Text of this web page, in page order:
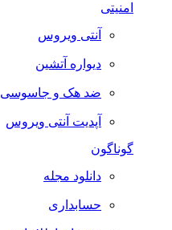
امنیتی
آنتی ویروس
دیواره آتشین
ضد هک و جاسوسی
آپدیت آنتی ویروس
گوناگون
دانلود مجله
حسابداری